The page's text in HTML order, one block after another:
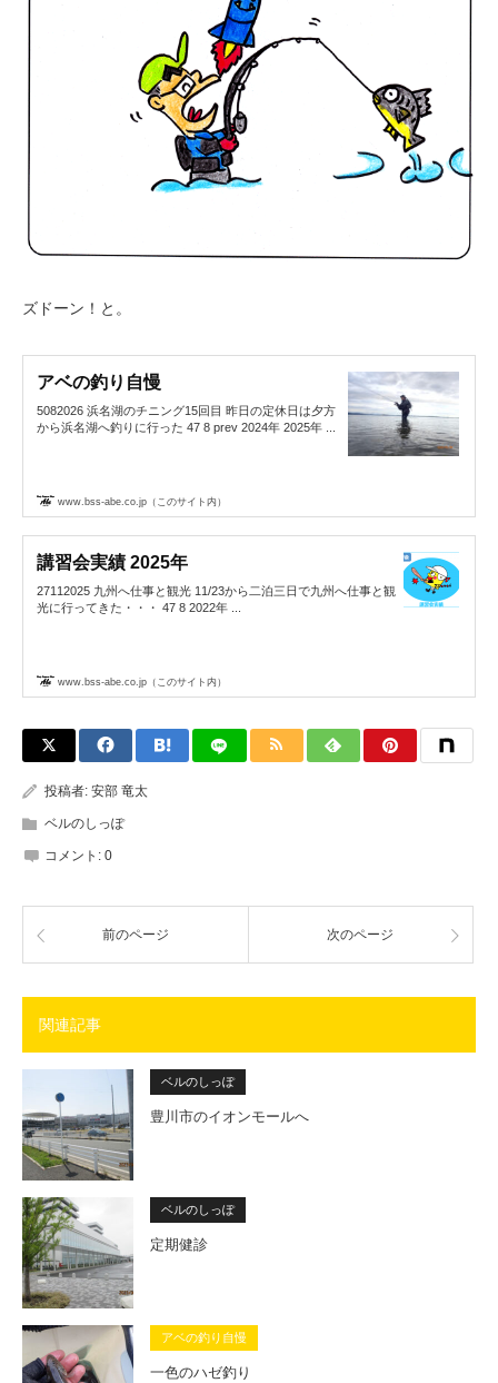
ズドーン！と。
アベの釣り自慢
5082026 浜名湖のチニング15回目 昨日の定休日は夕方
から浜名湖へ釣りに行った 47 8 prev 2024年 2025年 ...
www.bss-abe.co.jp（このサイト内）
講習会実績 2025年
27112025 九州へ仕事と観光 11/23から二泊三日で九州へ仕事と観
光に行ってきた・・・ 47 8 2022年 ...
www.bss-abe.co.jp（このサイト内）
投稿者: 安部 竜太
ベルのしっぽ
コメント: 0
前のページ 次のページ
関連記事
ベルのしっぽ
豊川市のイオンモールへ
ベルのしっぽ
定期健診
アベの釣り自慢
一色のハゼ釣り